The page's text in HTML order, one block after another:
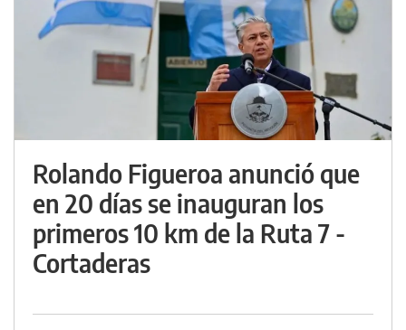
Rolando Figueroa anunció que
en 20 días se inauguran los
primeros 10 km de la Ruta 7 -
Cortaderas